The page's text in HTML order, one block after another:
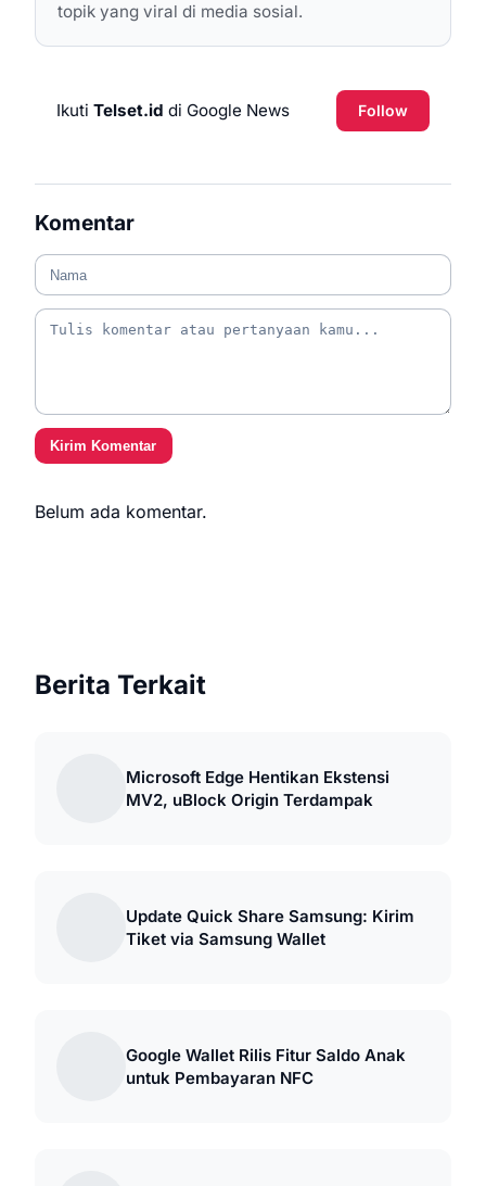
topik yang viral di media sosial.
Ikuti Telset.id di Google News Follow
Komentar
Kirim Komentar
Belum ada komentar.
Berita Terkait
Microsoft Edge Hentikan Ekstensi
MV2, uBlock Origin Terdampak
Update Quick Share Samsung: Kirim
Tiket via Samsung Wallet
Google Wallet Rilis Fitur Saldo Anak
untuk Pembayaran NFC